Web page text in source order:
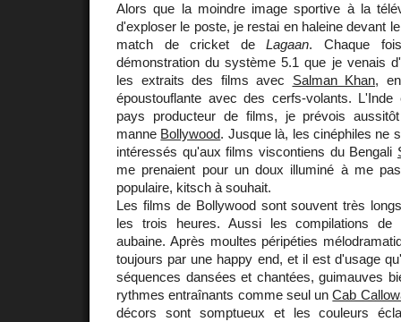
Alors que la moindre image sportive à la
d'exploser le poste, je restai en haleine devant
match de cricket deLagaan. Chaque
démonstration du système 5.1 que je venais
les extraits des films avec Salman Khan,
époustouflante avec des cerfs-volants.
pays producteur de films, je prévois
manne Bollywood. Jusque là, les cinéphiles ne
intéressés qu'aux films viscontiens du Bengali
me prenaient pour un doux illuminé à me
populaire, kitsch à souhait.
Les films de Bollywood sont souvent très
les trois heures. Aussi les compilations de
aubaine. Après moultes péripéties
toujours par une happy end, et il est d'usage
séquences dansées et chantées, guimauves
rythmes entraînants comme seul unCab
décors sont somptueux et les couleurs